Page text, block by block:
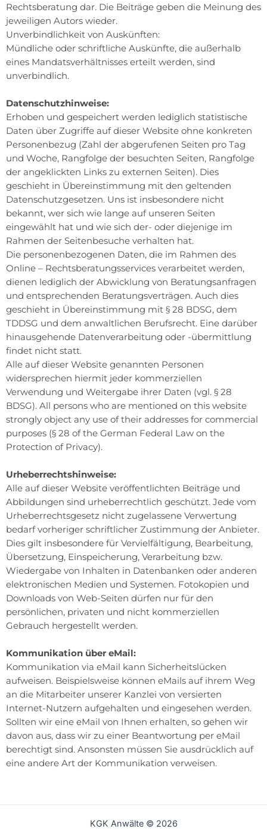
Rechtsberatung dar. Die Beiträge geben die Meinung des
jeweiligen Autors wieder.
Unverbindlichkeit von Auskünften:
Mündliche oder schriftliche Auskünfte, die außerhalb
eines Mandatsverhältnisses erteilt werden, sind
unverbindlich.
Datenschutzhinweise:
Erhoben und gespeichert werden lediglich statistische
Daten über Zugriffe auf dieser Website ohne konkreten
Personenbezug (Zahl der abgerufenen Seiten pro Tag
und Woche, Rangfolge der besuchten Seiten, Rangfolge
der angeklickten Links zu externen Seiten). Dies
geschieht in Übereinstimmung mit den geltenden
Datenschutzgesetzen. Uns ist insbesondere nicht
bekannt, wer sich wie lange auf unseren Seiten
eingewählt hat und wie sich der- oder diejenige im
Rahmen der Seitenbesuche verhalten hat.
Die personenbezogenen Daten, die im Rahmen des
Online – Rechtsberatungsservices verarbeitet werden,
dienen lediglich der Abwicklung von Beratungsanfragen
und entsprechenden Beratungsverträgen. Auch dies
geschieht in Übereinstimmung mit § 28 BDSG, dem
TDDSG und dem anwaltlichen Berufsrecht. Eine darüber
hinausgehende Datenverarbeitung oder -übermittlung
findet nicht statt.
Alle auf dieser Website genannten Personen
widersprechen hiermit jeder kommerziellen
Verwendung und Weitergabe ihrer Daten (vgl. § 28
BDSG). All persons who are mentioned on this website
strongly object any use of their addresses for commercial
purposes (§ 28 of the German Federal Law on the
Protection of Privacy).
Urheberrechtshinweise:
Alle auf dieser Website veröffentlichten Beiträge und
Abbildungen sind urheberrechtlich geschützt. Jede vom
Urheberrechtsgesetz nicht zugelassene Verwertung
bedarf vorheriger schriftlicher Zustimmung der Anbieter.
Dies gilt insbesondere für Vervielfältigung, Bearbeitung,
Übersetzung, Einspeicherung, Verarbeitung bzw.
Wiedergabe von Inhalten in Datenbanken oder anderen
elektronischen Medien und Systemen. Fotokopien und
Downloads von Web-Seiten dürfen nur für den
persönlichen, privaten und nicht kommerziellen
Gebrauch hergestellt werden.
Kommunikation über eMail:
Kommunikation via eMail kann Sicherheitslücken
aufweisen. Beispielsweise können eMails auf ihrem Weg
an die Mitarbeiter unserer Kanzlei von versierten
Internet-Nutzern aufgehalten und eingesehen werden.
Sollten wir eine eMail von Ihnen erhalten, so gehen wir
davon aus, dass wir zu einer Beantwortung per eMail
berechtigt sind. Ansonsten müssen Sie ausdrücklich auf
eine andere Art der Kommunikation verweisen.
KGK Anwälte © 2026